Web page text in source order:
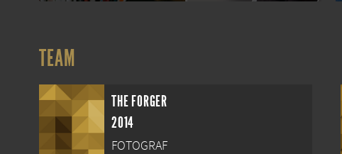
TEAM
THE FORGER
2014
FOTOGRAF